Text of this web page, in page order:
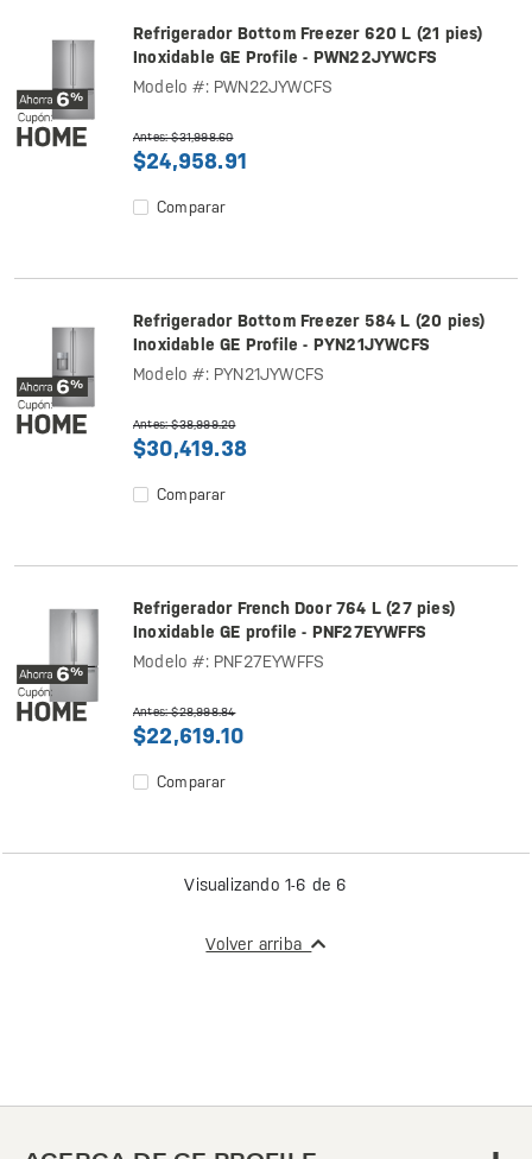
Refrigerador Bottom Freezer 620 L (21 pies)
Inoxidable GE Profile - PWN22JYWCFS
Modelo #: PWN22JYWCFS
Antes: $31,998.60
$24,958.91
Comparar
Refrigerador Bottom Freezer 584 L (20 pies)
Inoxidable GE Profile - PYN21JYWCFS
Modelo #: PYN21JYWCFS
Antes: $38,999.20
$30,419.38
Comparar
Refrigerador French Door 764 L (27 pies)
Inoxidable GE profile - PNF27EYWFFS
Modelo #: PNF27EYWFFS
Antes: $28,998.84
$22,619.10
Comparar
Visualizando 1-6 de 6
Volver arriba